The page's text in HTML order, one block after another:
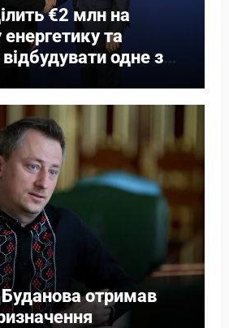
€2 млн на
енергетику та
одне з
отримав